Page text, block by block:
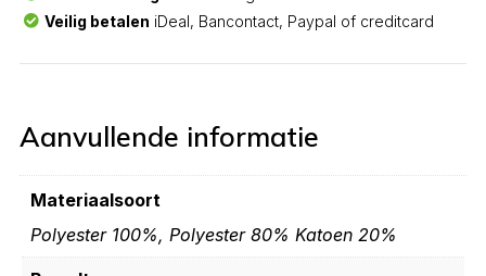
Veilig betalen iDeal, Bancontact, Paypal of creditcard
Aanvullende informatie
Materiaalsoort
Polyester 100%, Polyester 80% Katoen 20%